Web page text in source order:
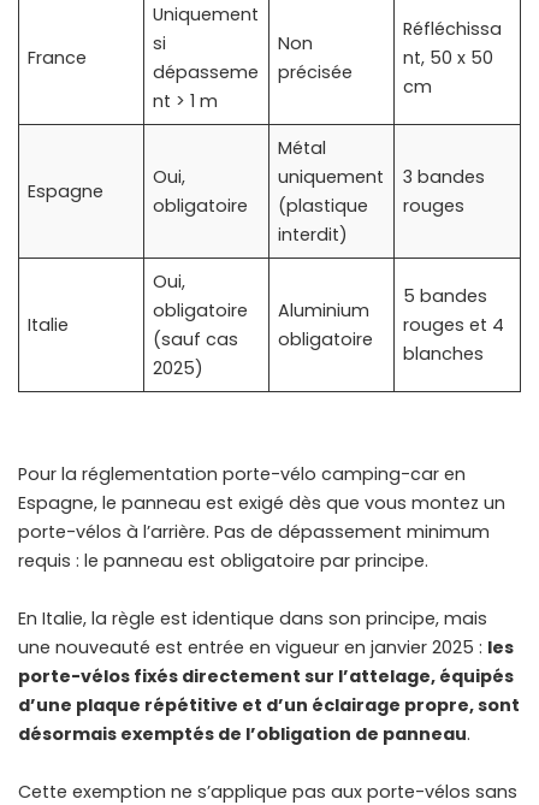
France
Uniquement
si
dépasseme
nt > 1 m
Non
précisée
Réfléchissa
nt, 50 x 50
cm
Espagne
Oui,
obligatoire
Métal
uniquement
(plastique
interdit)
3 bandes
rouges
Italie
Oui,
obligatoire
(sauf cas
2025)
Aluminium
obligatoire
5 bandes
rouges et 4
blanches
Pour la réglementation porte-vélo camping-car en
Espagne, le panneau est exigé dès que vous montez un
porte-vélos à l’arrière. Pas de dépassement minimum
requis : le panneau est obligatoire par principe.
En Italie, la règle est identique dans son principe, mais
une nouveauté est entrée en vigueur en janvier 2025 : les
porte-vélos fixés directement sur l’attelage, équipés
d’une plaque répétitive et d’un éclairage propre, sont
désormais exemptés de l’obligation de panneau.
Cette exemption ne s’applique pas aux porte-vélos sans